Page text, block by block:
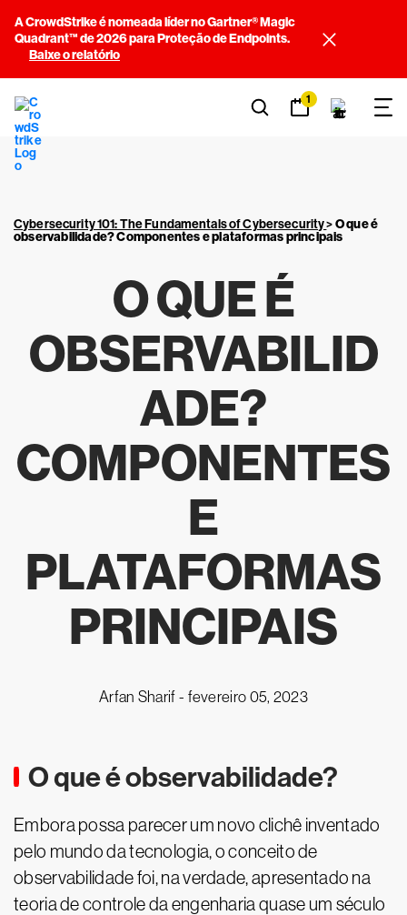
A CrowdStrike é nomeada líder no Gartner® Magic
Quadrant™ de 2026 para Proteção de Endpoints.
Baixe o relatório
1
Cybersecurity 101: The Fundamentals of Cybersecurity>O que é
observabilidade? Componentes e plataformas principais
O QUE É
OBSERVABILID
ADE?
COMPONENTES
E
PLATAFORMAS
PRINCIPAIS
Arfan Sharif - fevereiro 05, 2023
O que é observabilidade?
Embora possa parecer um novo clichê inventado
pelo mundo da tecnologia, o conceito de
observabilidade foi, na verdade, apresentado na
teoria de controle da engenharia quase um século